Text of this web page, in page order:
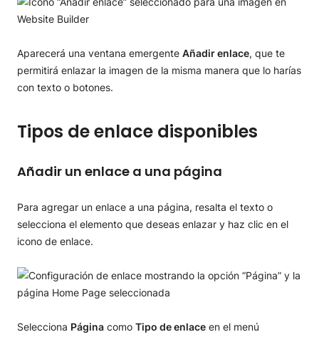
Aparecerá una ventana emergente Añadir enlace, que te
permitirá enlazar la imagen de la misma manera que lo harías
con texto o botones.
Tipos de enlace disponibles
Añadir un enlace a una página
Para agregar un enlace a una página, resalta el texto o
selecciona el elemento que deseas enlazar y haz clic en el
icono de enlace.
Selecciona Página como Tipo de enlace en el menú